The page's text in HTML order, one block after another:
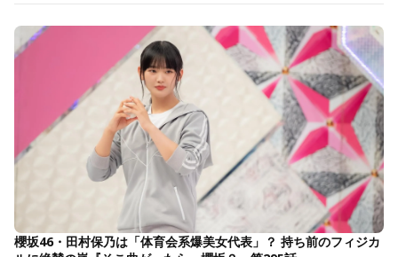
櫻坂46・田村保乃は「体育会系爆美女代表」？ 持ち前のフィジカ